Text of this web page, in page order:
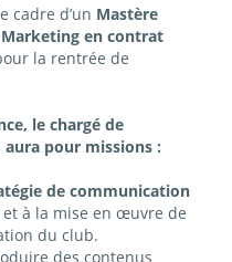
cadre d’un Mastère
en contrat
la rentrée de
le chargé de
pour missions :
de communication
à la mise en œuvre de
du club.
des contenus